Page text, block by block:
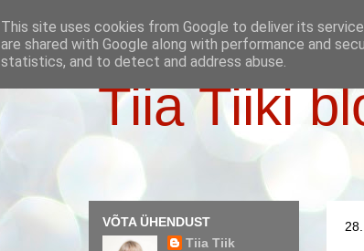
Tiia Tiiki
VÕTA ÜHENDUST
Tiia Tiik
This site uses cookies from Google to deliver its
are shared with Google along with performance and
statistics, and to detect and address abuse.